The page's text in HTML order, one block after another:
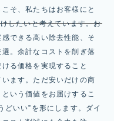
そ、私たちはお客様にと
したいと考えています。お
できる高い除去性能、そ
。余計なコストを削ぎ落
る価格を実現すること
ます。ただ安いだけの商
いう価値をお届けするこ
どいい”を形にします。ダイ